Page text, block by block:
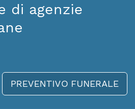
di agenzie
PREVENTIVO FUNERALE